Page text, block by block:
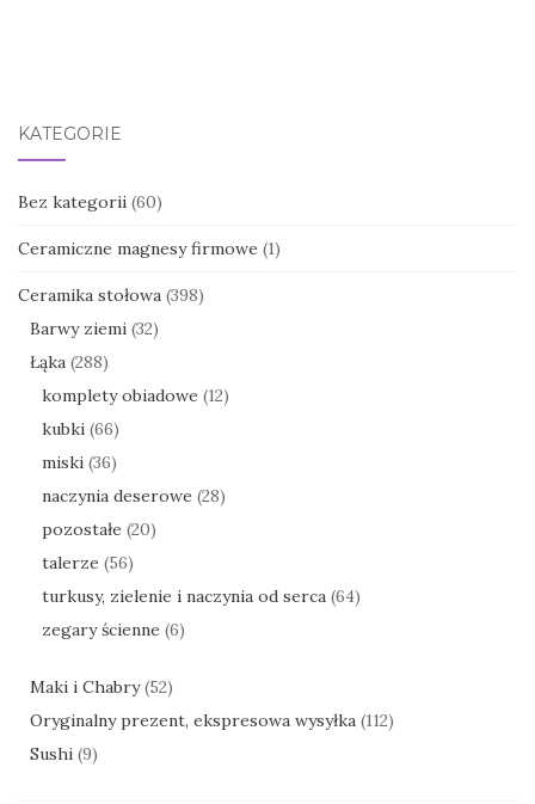
KATEGORIE
Bez kategorii (60)
Ceramiczne magnesy firmowe (1)
Ceramika stołowa (398)
Barwy ziemi (32)
Łąka (288)
komplety obiadowe (12)
kubki (66)
miski (36)
naczynia deserowe (28)
pozostałe (20)
talerze (56)
turkusy, zielenie i naczynia od serca (64)
zegary ścienne (6)
Maki i Chabry (52)
Oryginalny prezent, ekspresowa wysyłka (112)
Sushi (9)